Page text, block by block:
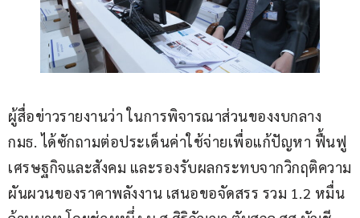
ผู้สื่อข่าวรายงานว่า ในการพิจารณาส่วนของงบกลาง
กมธ. ได้ซักถามต่อประเด็นค่าใช้จ่ายเพื่อแก้ปัญหา ฟื้นฟู
เศรษฐกิจและสังคม และรองรับผลกระทบจากวิกฤติความ
ผันผวนของราคาพลังงาน เสนอขอจัดสรร รวม 1.2 หมื่น